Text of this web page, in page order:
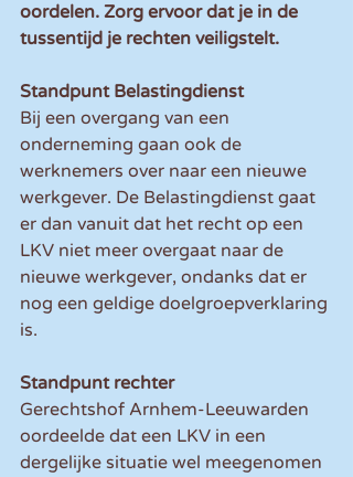
oordelen. Zorg ervoor dat je in de
tussentijd je rechten veiligstelt.
Standpunt Belastingdienst
Bij een overgang van een
onderneming gaan ook de
werknemers over naar een nieuwe
werkgever. De Belastingdienst gaat
er dan vanuit dat het recht op een
LKV niet meer overgaat naar de
nieuwe werkgever, ondanks dat er
nog een geldige doelgroepverklaring
is.
Standpunt rechter
Gerechtshof Arnhem-Leeuwarden
oordeelde dat een LKV in een
dergelijke situatie wel meegenomen